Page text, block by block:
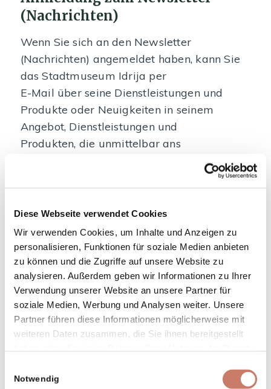
Diese Webseite verwendet Cookies
Wir verwenden Cookies, um Inhalte und Anzeigen zu
personalisieren, Funktionen für soziale Medien anbieten
zu können und die Zugriffe auf unsere Website zu
analysieren. Außerdem geben wir Informationen zu Ihrer
Verwendung unserer Website an unsere Partner für
soziale Medien, Werbung und Analysen weiter. Unsere
Partner führen diese Informationen möglicherweise mit
weiteren Daten zusammen, die Sie ihnen bereitgestellt
Notwendig
(Nachrichten)
Wenn Sie sich an den Newsletter
(Nachrichten) angemeldet haben, kann Sie
das Stadtmuseum Idrija per
E-Mail über seine Dienstleistungen und
Produkte oder Neuigkeiten in seinem
Angebot, Dienstleistungen und
Produkten, die unmittelbar ans
informieren. Wenn Sie diese Nachrichten
Sie sich über das Link für automatische
Abmeldung in jedem Newsletter (Nachricht)
abmelden.
Das Stadtmuseum Idrija erfasst
personenbezogene Daten (Vorname und
Name, E-Mail-Adresse) ausschließlich
über freiwillige Vermittlung von
personenbezogenen Daten bei der
die unter diesen Bedingungen erfasst